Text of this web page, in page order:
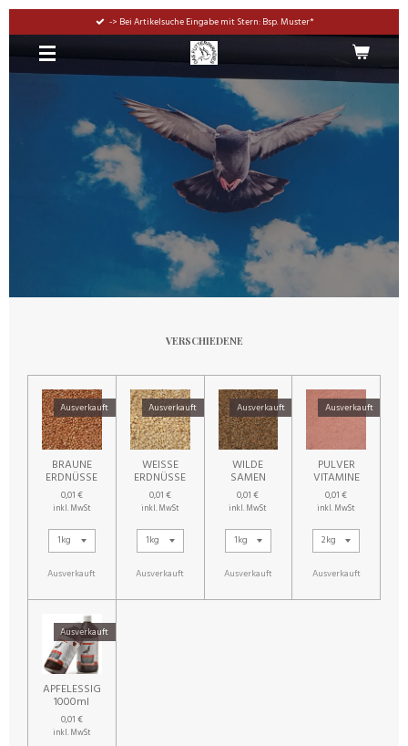
springen
-> Bei Artikelsuche Eingabe mit Stern: Bsp. Muster*
VERSCHIEDENE
Ausverkauft
BRAUNE
ERDNÜSSE
0,01 €
inkl. MwSt
Ausverkauft
Ausverkauft
WEISSE
ERDNÜSSE
0,01 €
inkl. MwSt
Ausverkauft
Ausverkauft
WILDE
SAMEN
0,01 €
inkl. MwSt
Ausverkauft
Ausverkauft
PULVER
VITAMINE
0,01 €
inkl. MwSt
Ausverkauft
Ausverkauft
APFELESSIG
1000ml
0,01 €
inkl. MwSt